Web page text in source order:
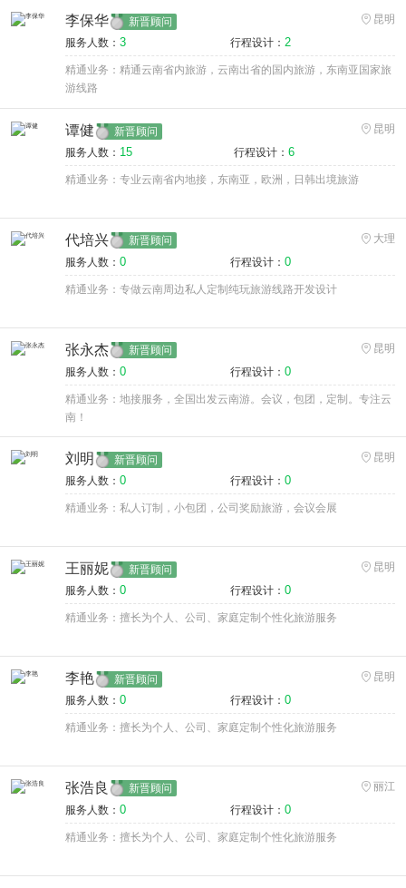
李保华 新晋顾问
昆明
服务人数： 3 行程设计： 2
精通业务：精通云南省内旅游，云南出省的国内旅游，东南亚国家旅
游线路
谭健 新晋顾问
昆明
服务人数： 15 行程设计： 6
精通业务：专业云南省内地接，东南亚，欧洲，日韩出境旅游
代培兴 新晋顾问
大理
服务人数： 0 行程设计： 0
精通业务：专做云南周边私人定制纯玩旅游线路开发设计
张永杰 新晋顾问
昆明
服务人数： 0 行程设计： 0
精通业务：地接服务，全国出发云南游。会议，包团，定制。专注云
南！
刘明 新晋顾问
昆明
服务人数： 0 行程设计： 0
精通业务：私人订制，小包团，公司奖励旅游，会议会展
王丽妮 新晋顾问
昆明
服务人数： 0 行程设计： 0
精通业务：擅长为个人、公司、家庭定制个性化旅游服务
李艳 新晋顾问
昆明
服务人数： 0 行程设计： 0
精通业务：擅长为个人、公司、家庭定制个性化旅游服务
张浩良 新晋顾问
丽江
服务人数： 0 行程设计： 0
精通业务：擅长为个人、公司、家庭定制个性化旅游服务